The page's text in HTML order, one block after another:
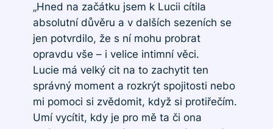
„Hned na začátku jsem k Lucii cítila
absolutní důvěru a v dalších sezeních se
jen potvrdilo, že s ní mohu probrat
opravdu vše – i velice intimní věci.
Lucie má velký cit na to zachytit ten
správný moment a rozkrýt spojitosti nebo
mi pomoci si zvědomit, když si protiřečím.
Umí vycítit, kdy je pro mě ta či ona